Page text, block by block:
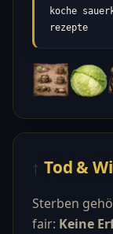
koche
rezepte
Tod &
Sterben
fair: Keine